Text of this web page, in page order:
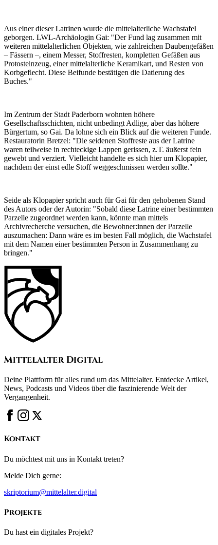
Aus einer dieser Latrinen wurde die mittelalterliche Wachstafel
geborgen. LWL-Archäologin Gai: "Der Fund lag zusammen mit
weiteren mittelalterlichen Objekten, wie zahlreichen Daubengefäßen
– Fässern –, einem Messer, Stoffresten, kompletten Gefäßen aus
Protosteinzeug, einer mittelalterliche Keramikart, und Resten von
Korbgeflecht. Diese Beifunde bestätigen die Datierung des
Buches."
Im Zentrum der Stadt Paderborn wohnten höhere
Gesellschaftsschichten, nicht unbedingt Adlige, aber das höhere
Bürgertum, so Gai. Da lohne sich ein Blick auf die weiteren Funde.
Restauratorin Bretzel: "Die seidenen Stoffreste aus der Latrine
waren teilweise in rechteckige Lappen gerissen, z.T. äußerst fein
gewebt und verziert. Vielleicht handelte es sich hier um Klopapier,
nachdem der einst edle Stoff weggeschmissen werden sollte."
Seide als Klopapier spricht auch für Gai für den gehobenen Stand
des Autors oder der Autorin: "Sobald diese Latrine einer bestimmten
Parzelle zugeordnet werden kann, könnte man mittels
Archivrecherche versuchen, die Bewohner:innen der Parzelle
auszumachen: Dann wäre es im besten Fall möglich, die Wachstafel
mit dem Namen einer bestimmten Person in Zusammenhang zu
bringen."
Mittelalter Digital
Deine Plattform für alles rund um das Mittelalter. Entdecke Artikel,
News, Podcasts und Videos über die faszinierende Welt der
Vergangenheit.
Kontakt
Du möchtest mit uns in Kontakt treten?
Melde Dich gerne:
skriptorium@mittelalter.digital
Projekte
Du hast ein digitales Projekt?